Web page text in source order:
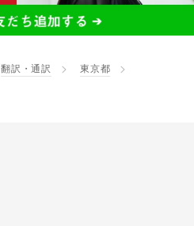
翻訳・通訳 東京都